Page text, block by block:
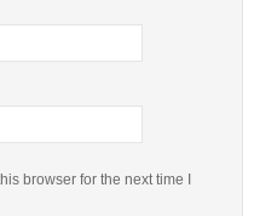
browser for the next time I